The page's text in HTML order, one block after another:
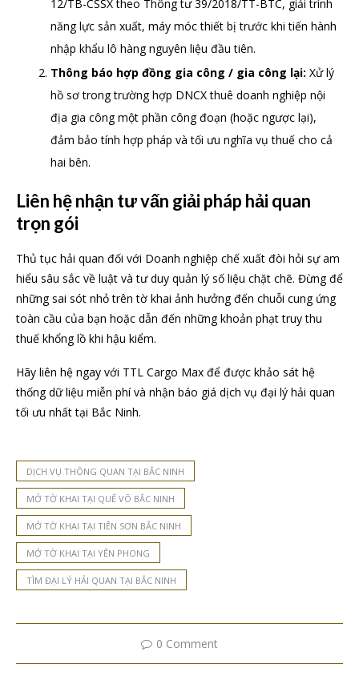
12/TB-CSSX theo Thông tư 39/2018/TT-BTC, giải trình
năng lực sản xuất, máy móc thiết bị trước khi tiến hành
nhập khẩu lô hàng nguyên liệu đầu tiên.
Thông báo hợp đồng gia công / gia công lại: Xử lý
hồ sơ trong trường hợp DNCX thuê doanh nghiệp nội
địa gia công một phần công đoạn (hoặc ngược lại),
đảm bảo tính hợp pháp và tối ưu nghĩa vụ thuế cho cả
hai bên.
Liên hệ nhận tư vấn giải pháp hải quan
trọn gói
Thủ tục hải quan đối với Doanh nghiệp chế xuất đòi hỏi sự am
hiểu sâu sắc về luật và tư duy quản lý số liệu chặt chẽ. Đừng để
những sai sót nhỏ trên tờ khai ảnh hưởng đến chuỗi cung ứng
toàn cầu của bạn hoặc dẫn đến những khoản phạt truy thu
thuế khổng lồ khi hậu kiểm.
Hãy liên hệ ngay với TTL Cargo Max để được khảo sát hệ
thống dữ liệu miễn phí và nhận báo giá dịch vụ đại lý hải quan
tối ưu nhất tại Bắc Ninh.
DỊCH VỤ THÔNG QUAN TẠI BẮC NINH
MỞ TỜ KHAI TẠI QUẾ VÕ BẮC NINH
MỞ TỜ KHAI TẠI TIÊN SƠN BẮC NINH
MỞ TỜ KHAI TẠI YÊN PHONG
TÌM ĐẠI LÝ HẢI QUAN TẠI BẮC NINH
0 Comment